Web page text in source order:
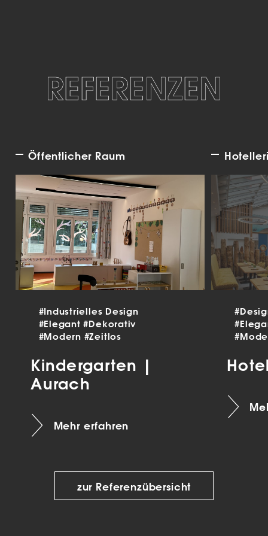
REFERENZEN
Öffentlicher Raum
#Industrielles Design
#Elegant#Dekorativ
#Modern #Zeitlos
Kindergarten |
Aurach
Mehr erfahren
zur Referenzübersicht